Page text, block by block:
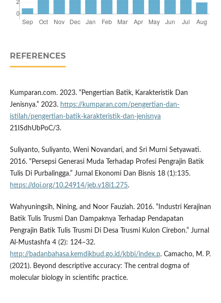
REFERENCES
Kumparan.com. 2023. “Pengertian Batik, Karakteristik Dan
Jenisnya.” 2023. https://kumparan.com/pengertian-dan-
istilah/pengertian-batik-karakteristik-dan-jenisnya
21ISdhUbPoC/3.
Suliyanto, Suliyanto, Weni Novandari, and Sri Murni Setyawati.
2016. “Persepsi Generasi Muda Terhadap Profesi Pengrajin Batik
Tulis Di Purbalingga.” Jurnal Ekonomi Dan Bisnis 18 (1):135.
https://doi.org/10.24914/jeb.v18i1.275.
Wahyuningsih, Nining, and Noor Fauziah. 2016. “Industri Kerajinan
Batik Tulis Trusmi Dan Dampaknya Terhadap Pendapatan
Pengrajin Batik Tulis Trusmi Di Desa Trusmi Kulon Cirebon.” Jurnal
Al-Mustashfa 4 (2): 124–32.
http://badanbahasa.kemdikbud.go.id/kbbi/index.p. Camacho, M. P.
(2021). Beyond descriptive accuracy: The central dogma of
molecular biology in scientific practice.